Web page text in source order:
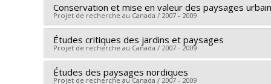
2008 - Zineb, Alaoui Mdaghre ; Analyse de cycle de
2008 - Massomeh, Habibi Shandez ; Les jardins
2007 - Heyes, Scott ; Inuit Knowledge and
Conservation et mise en valeur des paysages
Projet de recherche au Canada / 2007 - 2009
Chercheur principal : Peter Jacobs
Je suis depuis très longtemps impliqué dans les
consultant auprès des services municipaux ainsi
Études critiques des jardins et paysages
Projet de recherche au Canada / 2007 - 2009
Chercheur principal : Peter Jacobs
Études des paysages nordiques
Projet de recherche au Canada / 2007 - 2009